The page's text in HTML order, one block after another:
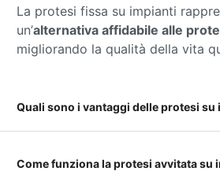
La protesi fissa su impianti
un’alternativa affidabile alle
migliorando la qualità della vita
Quali sono i vantaggi delle protesi su
Come funziona la protesi avvitata su